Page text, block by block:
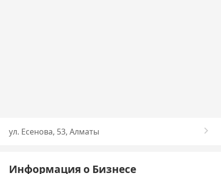
​ул. Есенова, 53, Алматы
Информация о Бизнесе